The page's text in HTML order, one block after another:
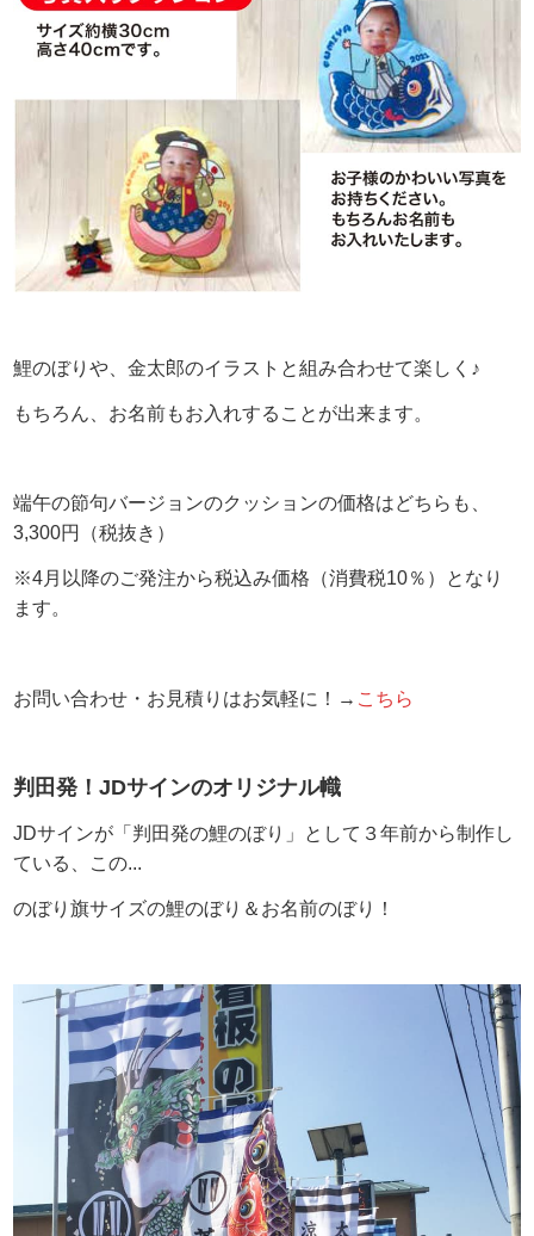
鯉のぼりや、金太郎のイラストと組み合わせて楽しく♪
もちろん、お名前もお入れすることが出来ます。
端午の節句バージョンのクッションの価格はどちらも、
3,300円（税抜き）
※4月以降のご発注から税込み価格（消費税10％）となり
ます。
お問い合わせ・お見積りはお気軽に！→ こちら
判田発！JDサインのオリジナル幟
JDサインが 「判田発の鯉のぼり」
として３年前から制作し
ている、この...
のぼり旗サイズの鯉のぼり＆お名前のぼり！